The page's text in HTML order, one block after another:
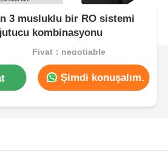
3 musluklu bir RO sistemi
kombinasyonu
Fiyat：negotiable
Şimdi konuşalım.